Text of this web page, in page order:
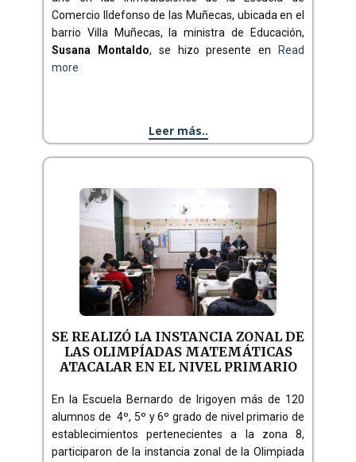
Comercio Ildefonso de las Muñecas, ubicada en el
barrio Villa Muñecas, la ministra de Educación,
Susana Montaldo, se hizo presente en
Read
more
Leer más..
SE REALIZÓ LA INSTANCIA ZONAL DE
LAS OLIMPÍADAS MATEMÁTICAS
ATACALAR EN EL NIVEL PRIMARIO
En la Escuela Bernardo de Irigoyen más de 120
alumnos de 4º, 5º y 6º grado de nivel primario de
establecimientos pertenecientes a la zona 8,
participaron de la instancia zonal de la Olimpiada